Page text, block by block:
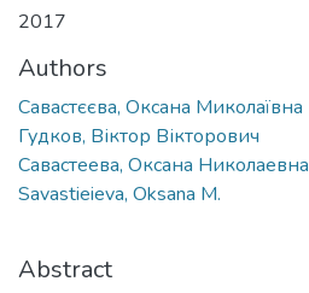
2017
Authors
Савастєєва, Оксана Миколаївна
Гудков, Віктор Вікторович
Савастеева, Оксана Николаевна
Savastieieva, Oksana M.
Abstract